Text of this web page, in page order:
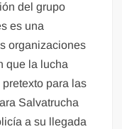
del grupo
es una
organizaciones
que la lucha
para las
Salvatrucha
a su llegada